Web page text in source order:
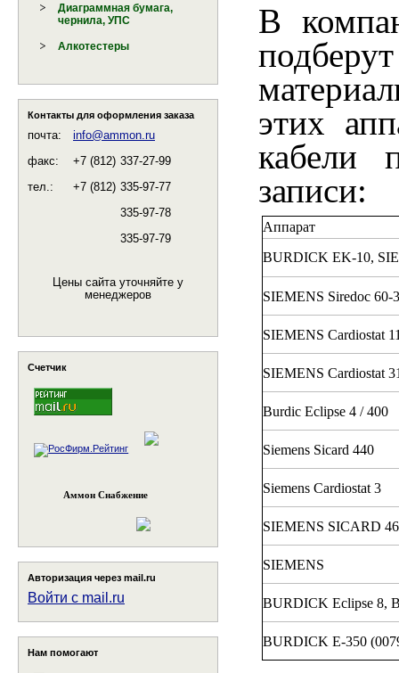
Диаграммная бумага,
чернила, УПС
Алкотестеры
Контакты для оформления заказа
почта:
info@ammon.ru
факс:
+7 (812) 337-27-99
тел.:
+7 (812) 335-97-77
335-97-78
335-97-79
Цены сайта уточняйте у
менеджеров
Счетчик
Аммон Снабжение
Авторизация через mail.ru
Войти с mail.ru
Нам помогают
В
этих
кабели
записи:
Аппарат
BURDICK EK-10,
SIEMENS Siredoc 60-
SIEMENS Cardiostat
SIEMENS Cardiostat
Burdic Eclipse 4 / 400
Siemens Sicard 440
Siemens Cardiostat 3
SIEMENS SICARD
SIEMENS
BURDICK Eclipse 8,
BURDICK Е-350